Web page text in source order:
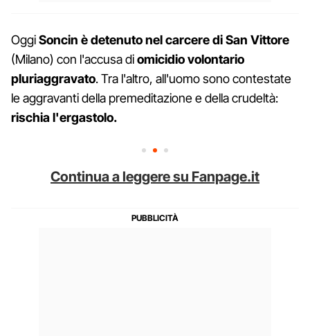
OggiSoncin è detenuto nel carcere di San Vittore
(Milano) con l'accusa diomicidio volontario
pluriaggravato. Tra l'altro, all'uomo sono contestate
le aggravanti della premeditazione e della crudeltà:
rischia l'ergastolo.
Continua a leggere su Fanpage.it